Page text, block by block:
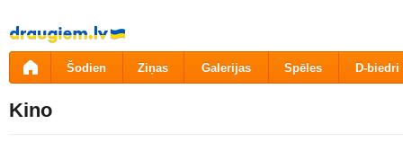
Pāriet
uz
saturu
Šodien Ziņas Galerijas Spēles D-biedri
Kino